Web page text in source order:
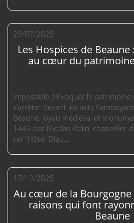
29/07/2025
Les Hospices de
au cœur du
Impossible d’évoquer le patrimoine
s’arrêter devant les toits
Beaune, joyau médiéval et
1443 par Nicolas Rolin, chancelier
cet “Hôtel-Dieu...
17/10/2025
Au cœur de la Bourgogne
raisons qui font
Beaune